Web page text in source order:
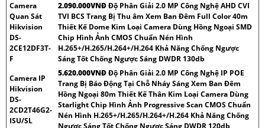
Camera
Quan Sát
Hikvision
DS-
2CE12DF3T-
F
2.090.000VNÐĐộ Phân Giải 2.0 MP Công Nghệ AHD CVI
TVI BCS Trang Bị Thu âm Xem Ban Đêm Full Color 40m
Thiết Kế Dome Kim Loại Camera Dùng Hồng Ngoại SMD
Chip Hình Ảnh CMOS Chuẩn Nén Hình
H.265+/H.265/H.264+/H.264 Khả Năng Chống Ngược
Sáng Tốt Chống Ngược Sáng DWDR 130db
Camera IP
Hikvision
DS-
2CD2T46G2-
ISU/SL
5.620.000VNÐĐộ Phân Giải 2.0 MP Công Nghệ IP POE
Trang Bị Báo Động Tại Chỗ Nháy Sáng Xem Ban Đêm
Hồng Ngoại 80m Thiết Kế Thân Kim Loại Camera Dùng
Starlight Chip Hình Ảnh Progressive Scan CMOS Chuẩn
Nén Hình H.265+/H.265/H.264+/H.264 Khả Năng Chống